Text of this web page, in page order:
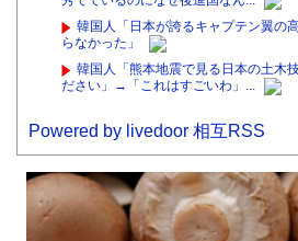
韓国人「日本が誇るキャプテン翼の
らなかった」
韓国人「熊本地震で見る日本の土木
ださい」→「これはすごいわ」...
Powered by livedoor 相互RSS